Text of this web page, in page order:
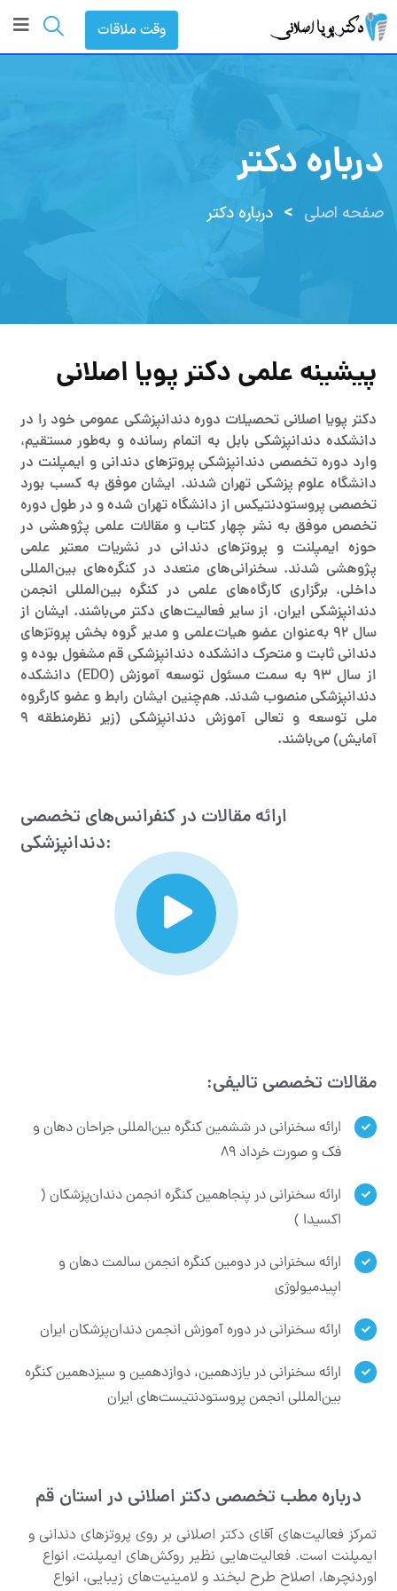
وقت ملاقات
درباره دکتر
صفحه اصلی > درباره دکتر
پيشينه علمی دکتر پویا اصلانی
دکتر پویا اصلانی تحصیلات دوره دندانپزشکی عمومی خود را در
دانشکده دندانپزشکی بابل به اتمام رسانده و به‌طور مستقیم،
وارد دوره تخصصی دندانپزشکی پروتز‌های دندانی و ایمپلنت در
دانشگاه علوم پزشکی تهران شدند. ایشان موفق به کسب بورد
تخصصی پروستودنتیکس از دانشگاه تهران شده و در طول دوره
تخصص موفق به نشر چهار کتاب و مقالات علمی پژوهشی در
حوزه ایمپلنت و پروتز‌های دندانی در نشریات معتبر علمی
پژوهشی شدند. سخنرانی‌های متعدد در کنگره‌های بین‌المللی
داخلی، برگزاری کارگاه‌های علمی در کنگره بین‌المللی انجمن
دندانپزشکی ایران، از سایر فعالیت‌های دکتر می‌باشند. ایشان از
سال 92 به‌عنوان عضو هیات‌علمی و مدیر گروه بخش پروتز‌های
دندانی ثابت و متحرک دانشکده دندانپزشکی قم مشغول بوده و
از سال 93 به سمت مسئول توسعه آموزش (EDO) دانشکده
دندانپزشکی منصوب شدند. هم‌چنین ایشان رابط و عضو کارگروه
ملی توسعه و تعالی آموزش دندانپزشکی (زیر نظرمنطقه 9
آمایش) می‌باشند.
ارائه مقالات در کنفرانس‌های تخصصی
دندانپزشکی:
مقالات تخصصی تالیفی:
ارائه سخنرانی در ششمین کنگره بین‌المللی جراحان دهان و
فک و صورت خرداد ۸۹
ارائه سخنرانی در پنجاهمین کنگره انجمن دندان‌پزشکان (
اکسیدا )
ارائه سخنرانی در دومین کنگره انجمن سالمت دهان و
اپیدمیولوژی
ارائه سخنرانی در دوره آموزش انجمن دندان‌پزشکان ایران
ارائه سخنرانی در یازدهمین، دوازدهمین و سیزدهمین کنگره
بین‌المللی انجمن پروستودنتیست‌های ایران
درباره مطب تخصصی دکتر اصلانی در استان قم
تمركز فعاليت‌هاي آقاي دكتر اصلانی بر روی پروتز‌های دندانی و
ایمپلنت است. فعاليت‌هايي نظير روکش‌های ایمپلنت، انواع
اوردنچر‌ها، اصلاح طرح لبخند و لامینیت‌های زیبایی، انواع